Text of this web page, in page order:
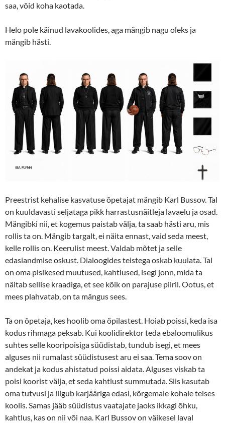
saa, võid koha kaotada.
Helo pole käinud lavakoolides, aga mängib nagu oleks ja
mängib hästi.
Preestrist kehalise kasvatuse õpetajat mängib Karl Bussov. Tal
on kuuldavasti seljataga pikk harrastusnäitleja lavaelu ja osad.
Mängibki nii, et kogemus paistab välja, ta saab hästi aru, mis
rollis ta on. Mängib targalt, ei näita ennast, vaid seda meest,
kelle rollis on. Keerulist meest. Valdab mõtet ja selle
edasiandmise oskust. Dialoogides teistega oskab kuulata. Tal
on oma pisikesed muutused, kahtlused, isegi jonn, mida ta
näitab sellise kraadiga, et see kõik on parajuse piiril. Ootus, et
mees plahvatab, on ta mängus sees.
Ta on õpetaja, kes hoolib oma õpilastest. Hoiab poissi, keda isa
kodus rihmaga peksab. Kui koolidirektor teda ebaloomulikus
suhtes selle kooripoisiga süüdistab, tundub isegi, et mees
alguses nii rumalast süüdistusest aru ei saa. Tema soov on
andekat ja kodus ahistatud poissi aidata. Alguses viskab ta
poisi koorist välja, et seda kahtlust summutada. Siis kasutab
oma tutvusi ja liigub karjääriga edasi, kõrgemale kohale teises
koolis. Samas jääb süüdistus vaatajate jaoks ikkagi õhku,
kahtlus, kas on nii või naa. Karl Bussov on väikesel laval